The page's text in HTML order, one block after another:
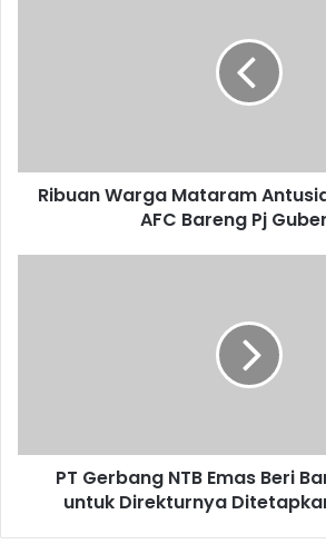
Ribuan Warga Mataram
AFC Bareng Pj
PT Gerbang NTB Emas Beri
untuk Direkturnya